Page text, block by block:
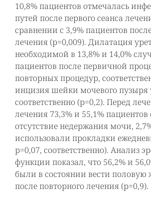
10,8% пациентов отмечалась
путей после первого сеанса
сравнении с 3,9% пациентов
лечения (р=0,009). Дилатация
необходимой в 13,8% и 14,0%
пациентов после первичной
повторных процедур,
инцизия шейки мочевого пузыря
соответственно (р=0,2). Перед
лечения 73,3% и 55,1%
отсутствие недержания мочи,
использовали прокладки
р=0,07, соответственно). Анализ
функции показал, что 56,2% и
были в состоянии вести половую
после повторного лечения (р=0,9).